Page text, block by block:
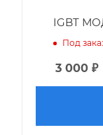
IGBT
Под
3 000 ₽